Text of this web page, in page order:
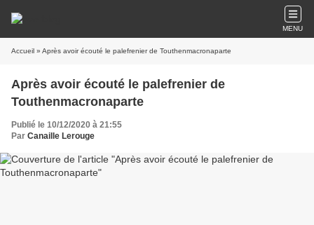
MENU
Accueil » Après avoir écouté le palefrenier de Touthenmacronaparte
Après avoir écouté le palefrenier de
Touthenmacronaparte
Publié le 10/12/2020 à 21:55
Par Canaille Lerouge